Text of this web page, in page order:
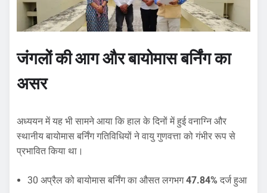
जंगलों की आग और बायोमास बर्निंग का
असर
अध्ययन में यह भी सामने आया कि हाल के दिनों में हुई वनाग्नि और
स्थानीय बायोमास बर्निंग गतिविधियों ने वायु गुणवत्ता को गंभीर रूप से
प्रभावित किया था।
30 अप्रैल को बायोमास बर्निंग का औसत लगभग47.84% दर्ज हुआ